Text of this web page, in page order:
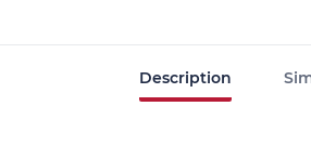
Description